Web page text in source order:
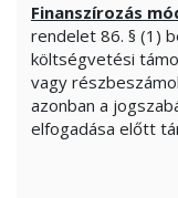
Finanszírozás
rendelet 86. § (1)
költségvetési
vagy
azonban a
elfogadása előtt